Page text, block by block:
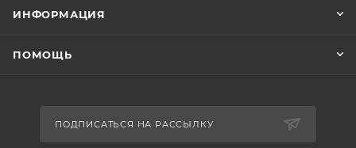
ИНФОРМАЦИЯ
ПОМОЩЬ
ПОДПИСАТЬСЯ НА РАССЫЛКУ